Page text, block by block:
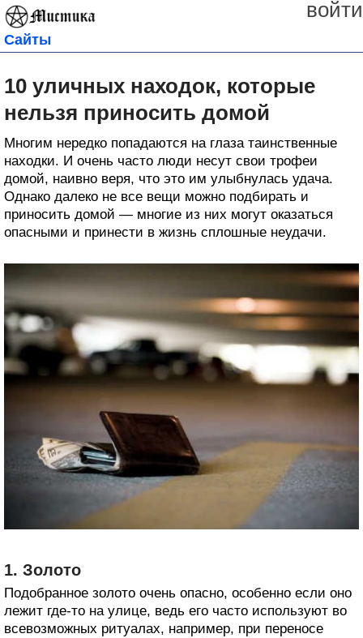
войти
Сайты
10 уличных находок, которые
нельзя приносить домой
Многим нередко попадаются на глаза таинственные
находки. И очень часто люди несут свои трофеи
домой, наивно веря, что это им улыбнулась удача.
Однако далеко не все вещи можно подбирать и
приносить домой — многие из них могут оказаться
опасными и принести в жизнь сплошные неудачи.
1. Золото
Подобранное золото очень опасно, особенно если оно
лежит где-то на улице, ведь его часто используют во
всевозможных ритуалах, например, при переносе